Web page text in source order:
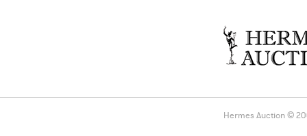
Hermes Auction ©